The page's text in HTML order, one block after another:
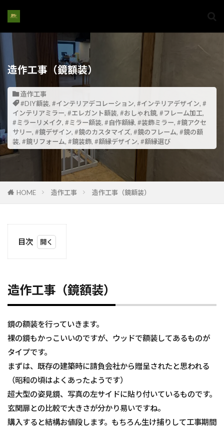
造作工事（鏡額装）
造作工事
#DIY額装, #インテリアデコレーション, #インテリアデザイン, #
インテリアミラー, #エレガント額装, #おしゃれ鏡, #フレーム加工,
#ミラーリメイク, #ミラー額装, #自作額縁, #装飾ミラー, #鏡アクセ
サリー, #鏡デザイン, #鏡のカスタマイズ, #鏡のフレーム, #鏡の額
装, #鏡リフォーム, #鏡装飾, #額縁デザイン, #額縁選び
HOME 造作工事 造作工事（鏡額装）
目次
（鏡
額
装）
造作工事（鏡額装）
鏡の額装を行っていきます。
裸の鏡もかっこいいのですが、ウッドで額装してあるものが
タイプです。
まずは、既存の建築時に請負会社から贈呈されたと思われる
（昭和の頃はよくあったようです）
超大型の姿見鏡、写真の左サイドに貼り付いているものです。
玄関扉との比較で大きさが分かり易いですね。
購入すると結構お値段します。もちろん生け捕りして工事期間